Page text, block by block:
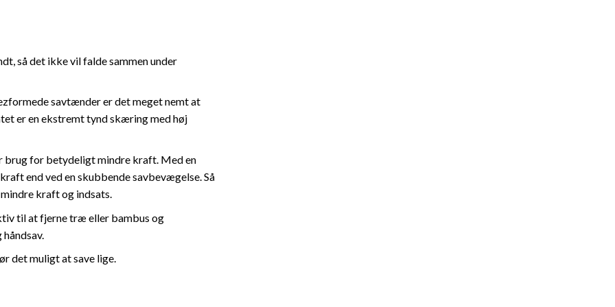
så det ikke vil falde sammen under
savtænder er det meget nemt at
er en ekstremt tynd skæring med høj
brug for betydeligt mindre kraft. Med en
end ved en skubbende savbevægelse. Så
kraft og indsats.
til at fjerne træ eller bambus og
det muligt at save lige.